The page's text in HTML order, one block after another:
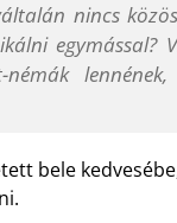
nincs
bele